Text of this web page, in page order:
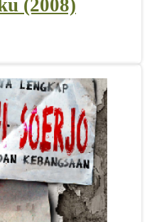
(2008)